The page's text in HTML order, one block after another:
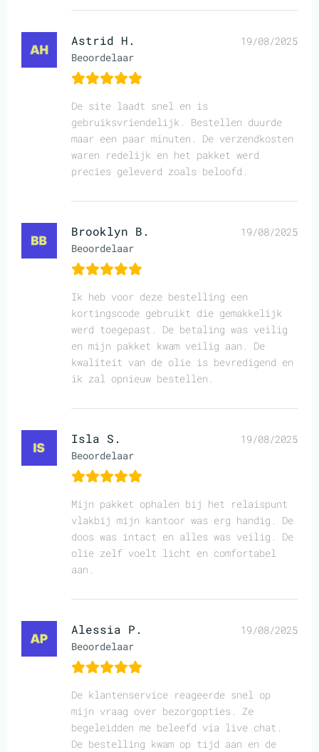
Astrid H.
Beoordelaar
19/08/2025
De site laadt snel en is
gebruiksvriendelijk. Bestellen duurde
maar een paar minuten. De verzendkosten
waren redelijk en het pakket werd
precies geleverd zoals beloofd.
Brooklyn B.
Beoordelaar
19/08/2025
Ik heb voor deze bestelling een
kortingscode gebruikt die gemakkelijk
werd toegepast. De betaling was veilig
en mijn pakket kwam veilig aan. De
kwaliteit van de olie is bevredigend en
ik zal opnieuw bestellen.
Isla S.
Beoordelaar
19/08/2025
Mijn pakket ophalen bij het relaispunt
vlakbij mijn kantoor was erg handig. De
doos was intact en alles was veilig. De
olie zelf voelt licht en comfortabel
aan.
Alessia P.
Beoordelaar
19/08/2025
De klantenservice reageerde snel op
mijn vraag over bezorgopties. Ze
begeleidden me beleefd via live chat.
De bestelling kwam op tijd aan en de